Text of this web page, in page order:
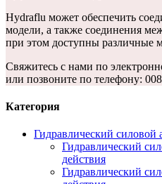
Hydraflu может обеспечить
модели, а также соединения
при этом доступны различные
Свяжитесь с нами по
или позвоните по телефону:
Категория
Гидравлический силовой
Гидравлический
действия
Гидравлический